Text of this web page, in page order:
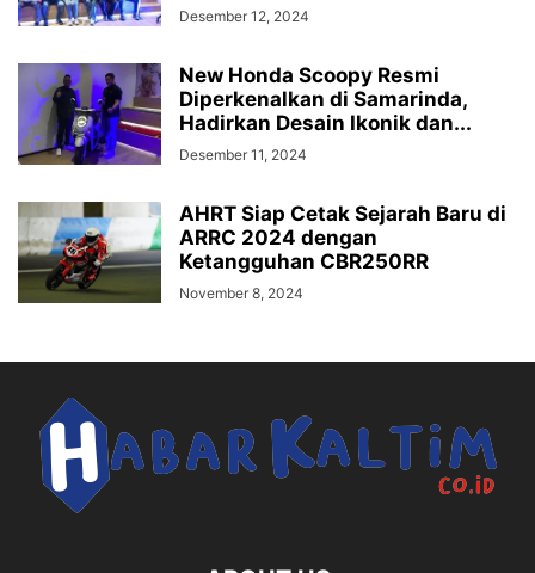
Desember 12, 2024
New Honda Scoopy Resmi
Diperkenalkan di Samarinda,
Hadirkan Desain Ikonik dan...
Desember 11, 2024
AHRT Siap Cetak Sejarah Baru di
ARRC 2024 dengan
Ketangguhan CBR250RR
November 8, 2024